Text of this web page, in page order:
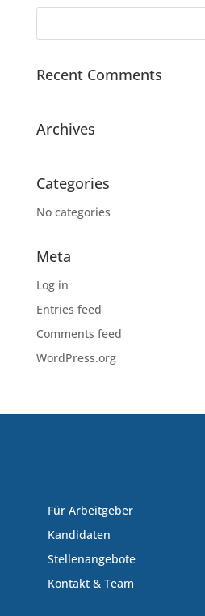
Recent Comments
Archives
Categories
No categories
Meta
Log in
Entries feed
Comments feed
WordPress.org
Für Arbeitgeber
Kandidaten
Stellenangebote
Kontakt & Team